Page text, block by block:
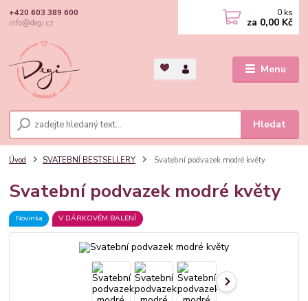
Menu
Hledat
+420 603 389 600
info@degi.cz
0 ks
za 0,00 Kč
Úvod SVATEBNÍ BESTSELLERY Svatební podvazek modré květy
Svatební podvazek modré květy
Novinka V DÁRKOVÉM BALENÍ